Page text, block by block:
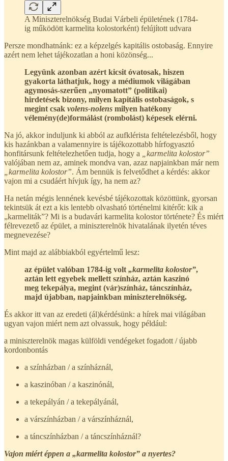
A Miniszterelnökség Budai Várbeli épületének (1784-
ig működött karmelita kolostorként) felújított udvara
Persze mondhatnánk: ez a képzelgés kapitális ostobaság. Ennyire
azért nem lehet tájékozatlan a honi közönség...
Legyünk azonban azért kicsit óvatosak, hiszen
gyakorta láthatjuk, hogy a médiumok világában
agymosás-szerűen „nyomatott” (politikai)
hirdetések bizony, milyen kapitális ostobaságok, s
megint csak volens-nolens milyen hatékony
vélemény(de)formálást (rombolást) képesek elérni.
Na jó, akkor induljunk ki abból az aufklérista feltételezésből, hogy
kis hazánkban a valamennyire is tájékozottabb hírfogyasztó
honfitársunk feltételezhetően tudja, hogy a
„karmelita kolostor”
valójában nem az, aminek mondva van, azaz napjainkban már nem
„karmelita kolostor”. Ám bennük is felvetődhet a kérdés: akkor
vajon mi a csudáért hívjuk így, ha nem az?
Ha netán mégis lennének kevésbé tájékozottak közöttünk, gyorsan
tekintsük át ezt a kis lentebb olvasható történelmi kitérőt: kik a
„karmeliták”? Mi is a budavári karmelita kolostor története? És miért
félrevezető az épület, a miniszterelnök hivatalának ilyetén téves
megnevezése?
Mint majd az alábbiakból egyértelmű lesz:
az épület valóban 1784-ig volt „karmelita kolostor”,
aztán lett egyebek mellett színház, aztán kaszinó
meg tekepálya, megint (vár)színház, táncszínház,
majd újabban, napjainkban miniszterelnökség.
És akkor itt van az eredeti (ál)kérdésünk: a hírek mai világában
ugyan vajon miért nem azt olvassuk, hogy például:
a miniszterelnök magas külföldi vendégeket fogadott / újabb
kordonbontás
a színházban / a színháznál,
a kaszinóban / a kaszinónál,
a tekepályán / a tekepályánál,
a várszínházban / a várszínháznál,
a táncszínházban / a táncszínháznál?
Vajon miért éppen a „karmelita kolostor” a nyertes?